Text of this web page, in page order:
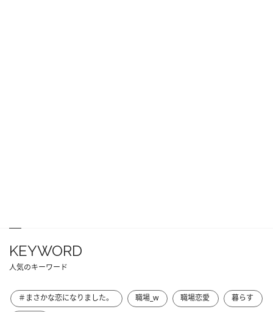
KEYWORD
人気のキーワード
＃まさかな恋になりました。 職場_w 職場恋愛
暮らす